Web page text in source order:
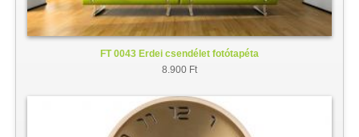
FT 0043 Erdei csendélet fotótapéta
8.900 Ft